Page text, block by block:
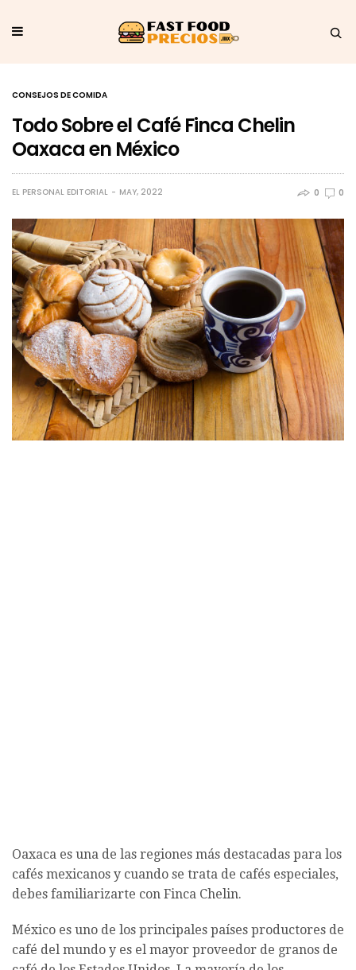
CONSEJOS DE COMIDA
Todo Sobre el Café Finca Chelin
Oaxaca en México
EL PERSONAL EDITORIAL MAY, 2022 0 0
Oaxaca es una de las regiones más destacadas para los
cafés mexicanos y cuando se trata de cafés especiales,
debes familiarizarte con Finca Chelin.
México es uno de los principales países productores de
café del mundo y es el mayor proveedor de granos de